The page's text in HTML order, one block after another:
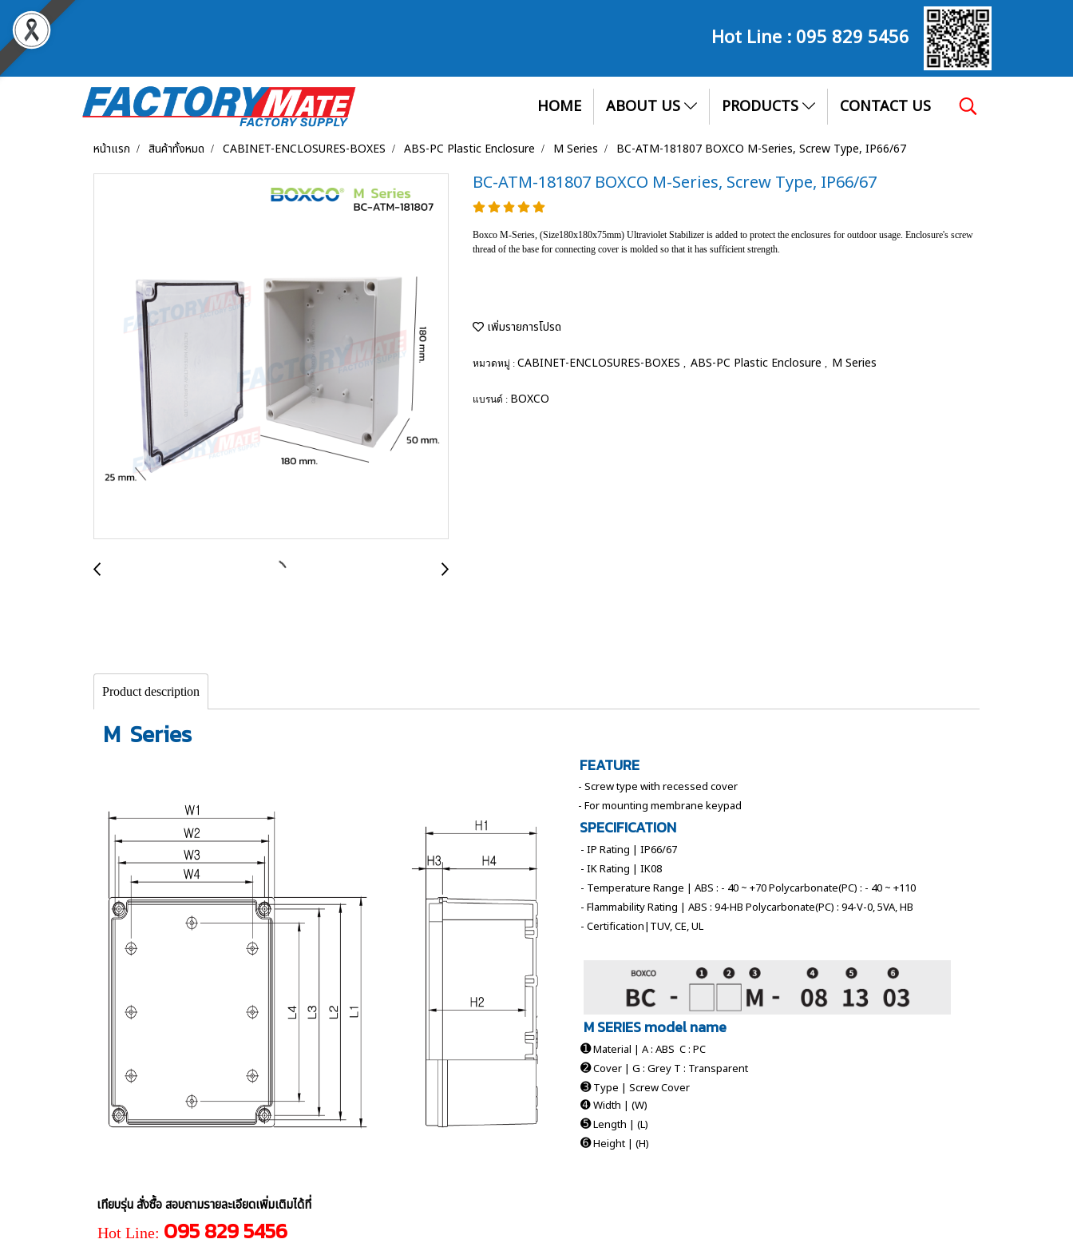
Hot Line :095 829 5456
HOME ABOUT US PRODUCTS CONTACT US
หน้าแรก สินค้าทั้งหมด CABINET-ENCLOSURES-BOXES ABS-PC Plastic Enclosure M Series BC-ATM-181807 BOXCO M-Series, Screw Type, IP66/67
BC-ATM-181807 BOXCO M-Series, Screw Type, IP66/67
Boxco M-Series, (Size180x180x75mm) Ultraviolet Stabilizer is added to protect the enclosures for outdoor usage. Enclosure's screw
thread of the base for connecting cover is molded so that it has sufficient strength.
เพิ่มรายการโปรด
หมวดหมู่ : CABINET-ENCLOSURES-BOXES , ABS-PC Plastic Enclosure , M Series
แบรนด์ : BOXCO
Product description
M Series
FEATURE
- Screw type with recessed cover
- For mounting membrane keypad
SPECIFICATION
- IP Rating | IP66/67
- IK Rating | IK08
- Temperature Range | ABS : - 40 ~ +70 Polycarbonate(PC) : - 40 ~ +110
- Flammability Rating | ABS : 94-HB Polycarbonate(PC) : 94-V-0, 5VA, HB
- Certification|TUV, CE, UL
M SERIES model name
➊Material | A : ABS C : PC
➋Cover | G : Grey T : Transparent
➌Type | Screw Cover
➍Width | (W)
➎Length | (L)
➏Height | (H)
เทียบรุ่น สั่งซื้อ สอบถามรายละเอียดเพิ่มเติมได้ที่
Hot Line: 095 829 5456